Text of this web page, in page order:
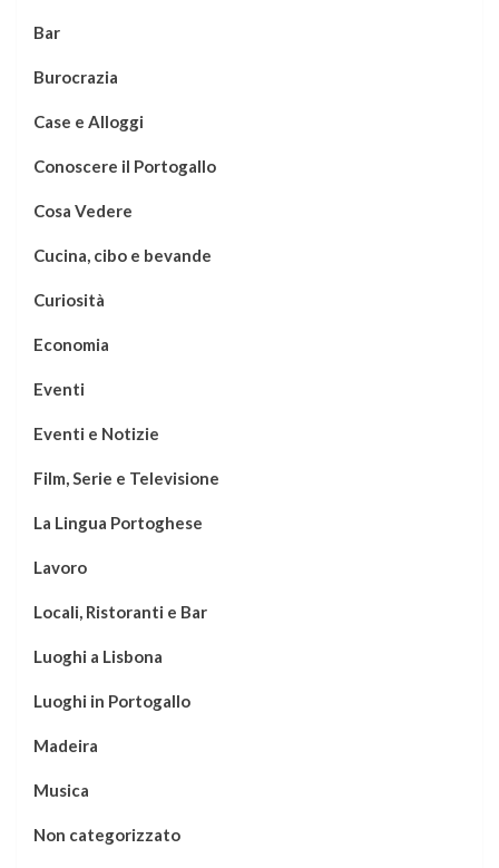
Bar
Burocrazia
Case e Alloggi
Conoscere il Portogallo
Cosa Vedere
Cucina, cibo e bevande
Curiosità
Economia
Eventi
Eventi e Notizie
Film, Serie e Televisione
La Lingua Portoghese
Lavoro
Locali, Ristoranti e Bar
Luoghi a Lisbona
Luoghi in Portogallo
Madeira
Musica
Non categorizzato